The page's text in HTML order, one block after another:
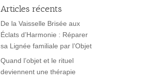
Articles récents
De la Vaisselle Brisée aux
Éclats d’Harmonie : Réparer
sa Lignée familiale par l’Objet
Quand l’objet et le rituel
deviennent une thérapie